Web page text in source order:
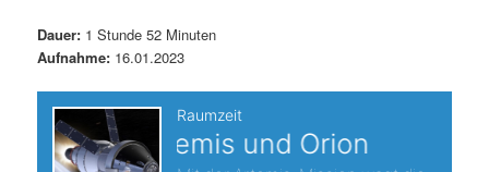
r
i
n
s
p
r
Dauer: 1 Stunde 52 Minuten
Aufnahme: 16.01.2023